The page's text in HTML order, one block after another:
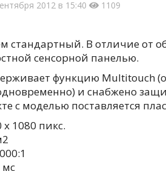
2012 в 15:40 1109
стандартный. В отличие от
сенсорной панелью.
функцию Multitouch
и снабжено
с моделью поставляется
х 1080 пикс.
мс